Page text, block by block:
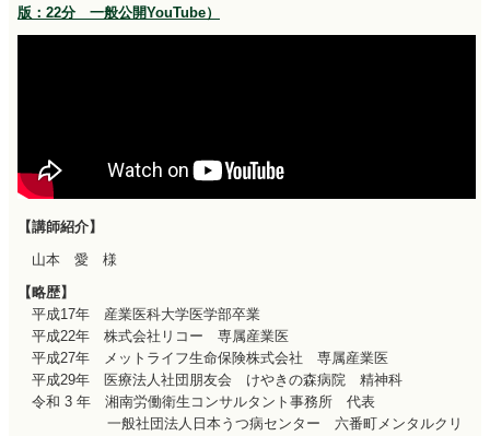
版：22分 一般公開YouTube）
【講師紹介】
山本 愛 様
【略歴】
平成17年 産業医科大学医学部卒業
平成22年 株式会社リコー 専属産業医
平成27年 メットライフ生命保険株式会社 専属産業医
平成29年 医療法人社団朋友会 けやきの森病院 精神科
令和 3 年 湘南労働衛生コンサルタント事務所 代表
一般社団法人日本うつ病センター 六番町メンタルクリ